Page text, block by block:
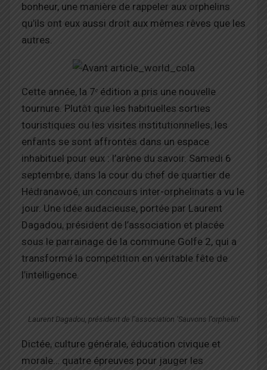
bonheur, une manière de rappeler aux orphelins
qu’ils ont eux aussi droit aux mêmes rêves que les
autres.
Cette année, la 7ᵉ édition a pris une nouvelle
tournure. Plutôt que les habituelles sorties
touristiques ou les visites institutionnelles, les
enfants se sont affrontés dans un espace
inhabituel pour eux : l’arène du savoir. Samedi 6
septembre, dans la cour du chef de quartier de
Hédranawoé, un concours inter-orphelinats a vu le
jour. Une idée audacieuse, portée par Laurent
Dagadou, président de l’association et placée
sous le parrainage de la commune Golfe 2, qui a
transformé la compétition en véritable fête de
l’intelligence.
Laurent Dagadou, président de l’association ‘Sauvons l’orphelin’
Dictée, culture générale, éducation civique et
morale… quatre épreuves pour jauger les